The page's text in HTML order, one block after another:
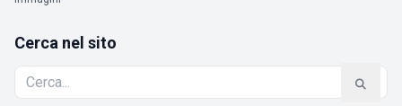
Cerca nel sito